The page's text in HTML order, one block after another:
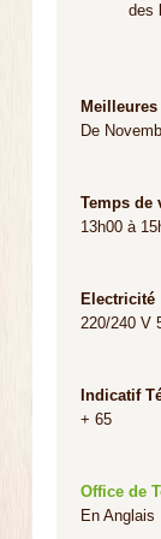
des
De
Temps de
13h00 à
Electricité
220/240 V
Indicatif
+ 65
Office de
En Anglais